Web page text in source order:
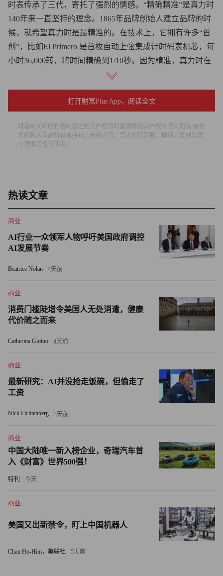
时表传承了三代，寄托了强烈的情感。“精确精准”是真力时
140年来一直坚持的理念。1865年品牌创始人建立品牌的时
候，就希望真力时是最精准的。在技术上，它拥有许多“首
创”，比如El Primero 是首枚自动上弦集成计时码表机芯，每
小时36,000转，将时间精确到1/10秒。因为精准，真力时在
所有品牌中获得奖项最多，一共获得2,333项大奖。
杜福尔认为，真力时有着扎实的技术及高档的品味，而且
攻占过奢侈表业的最顶端，已经证明了品牌的强大实力。
“目前，我更希望把真力时打造成机械腕表的引入门者，特
别是要有坚固的售后服务，无论顾客手上的真力时腕表是产
件，不管手表是在什么时间购买的，如果出现问题，都保证
修好。
真力时全球有300多位员工，其中2/3是专业人员，拥有
200多位制表师。对于高端表款，例如哥伦布系列的每块
过9个月，整块表需要15个月。杜福尔说，真力时的价值看
得见摸得着，也吸引了更多懂表和爱表人士的青睐。
真力时的手表既有数万元的入门级表款，也有数百万元的
复杂高端表款，产品线比较丰富，呈现金字塔形，可供消费
猛的原因之一。杜福尔说，“目前，真力时在中国20个城市
有销售网点，希望今后能达到50个，进驻1/6的大城市。中
国的经济前景非常乐观，消费需求旺盛，相信真力时会有更
大的发展。2011年，我们将会在上海、北京和香港新开4家
打开财富Plus App，阅读全文
财富中文网所刊载内容之知识产权为财富媒体知识产权有限公司及/或相
关权利人专属所有或持有。未经许可，禁止进行转载、摘编、复制及建
立镜像等任何使用。
热读文章
商业
AI行业一众领军人物呼吁美国政府调控
AI发展节奏
Beatrice Nolan 4天前
商业
消费门槛陡增令美国人无处消遣，健康
代价随之而来
Catherina Gioino 4天前
商业
最新研究：AI并没抢走饭碗，但偷走了
工资
Nick Lichtenberg 3天前
商业
中国大陆唯一新入榜企业，奇瑞汽车首
入《财富》世界500强！
特刊 今天
商业
美国又出新禁令，盯上中国机器人
Chan Ho-Him，美联社 5天前